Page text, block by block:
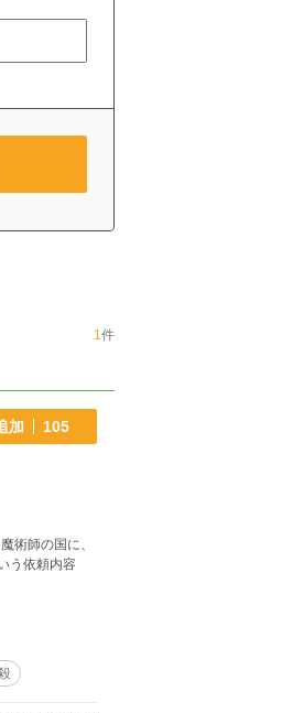
1件
加 105
う依頼内容